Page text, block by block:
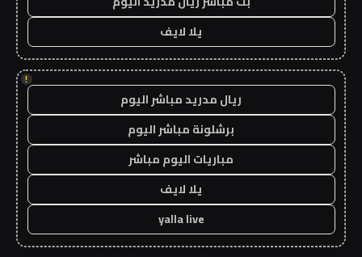
يلا لايف
!
ريال مدريد مباشر اليوم
برشلونة مباشر اليوم
مباريات اليوم مباشر
يلا لايف
yalla live